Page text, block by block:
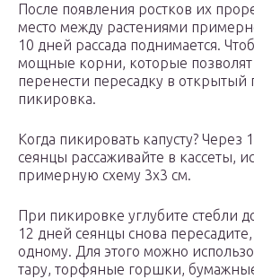
После появления ростков их
место между растениями
10 дней рассада поднимается.
мощные корни, которые позволят
перенести пересадку в открытый
пикировка.
Когда пикировать капусту?
сеянцы рассаживайте в кассеты,
примерную схему 3х3 см.
При пикировке углубите стебли
12 дней сеянцы снова
одному. Для этого можно
тару, торфяные горшки,